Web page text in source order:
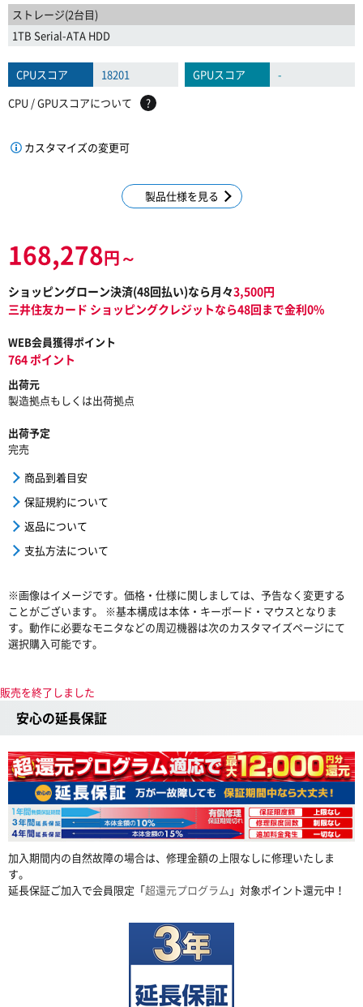
ストレージ(2台目)
1TB Serial-ATA HDD
CPUスコア 18201 GPUスコア
-
CPU / GPUスコアについて
?
カスタマイズの変更可
製品仕様を見る
168,278円～
ショッピングローン決済(48回払い)なら月々3,500円
三井住友カード ショッピングクレジットなら48回まで金利0%
WEB会員獲得ポイント
764 ポイント
出荷元
製造拠点もしくは出荷拠点
出荷予定
完売
商品到着目安
保証規約について
返品について
支払方法について
※画像はイメージです。価格・仕様に関しましては、予告なく変更する
ことがございます。 ※基本構成は本体・キーボード・マウスとなりま
す。動作に必要なモニタなどの周辺機器は次のカスタマイズページにて
選択購入可能です。
販売を終了しました
安心の延長保証
加入期間内の自然故障の場合は、修理金額の上限なしに修理いたしま
す。
延長保証ご加入で会員限定「超還元プログラム 」対象ポイント還元中！